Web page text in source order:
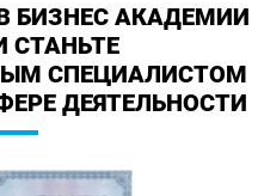
БИЗНЕС АКАДЕМИИ
СТАНЬТЕ
СПЕЦИАЛИСТОМ
ДЕЯТЕЛЬНОСТИ